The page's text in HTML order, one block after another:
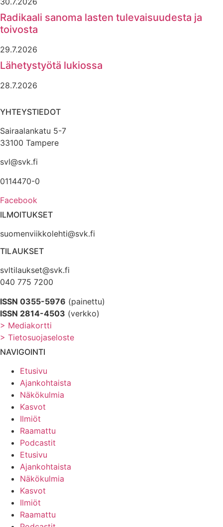
Radikaali sanoma lasten tulevaisuudesta ja
toivosta
29.7.2026
Lähetystyötä lukiossa
28.7.2026
YHTEYSTIEDOT
Sairaalankatu 5-7
33100 Tampere
svl@svk.fi
0114470-0
Facebook
ILMOITUKSET
suomenviikkolehti@svk.fi
TILAUKSET
svltilaukset@svk.fi
040 775 7200
ISSN 0355-5976 (painettu)
ISSN 2814-4503 (verkko)
> Mediakortti
> Tietosuojaseloste
NAVIGOINTI
Etusivu
Ajankohtaista
Näkökulmia
Kasvot
Ilmiöt
Raamattu
Podcastit
Etusivu
Ajankohtaista
Näkökulmia
Kasvot
Ilmiöt
Raamattu